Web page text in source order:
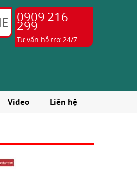
0909 216
299
Tư vấn hỗ trợ 24/7
Video Liên hệ